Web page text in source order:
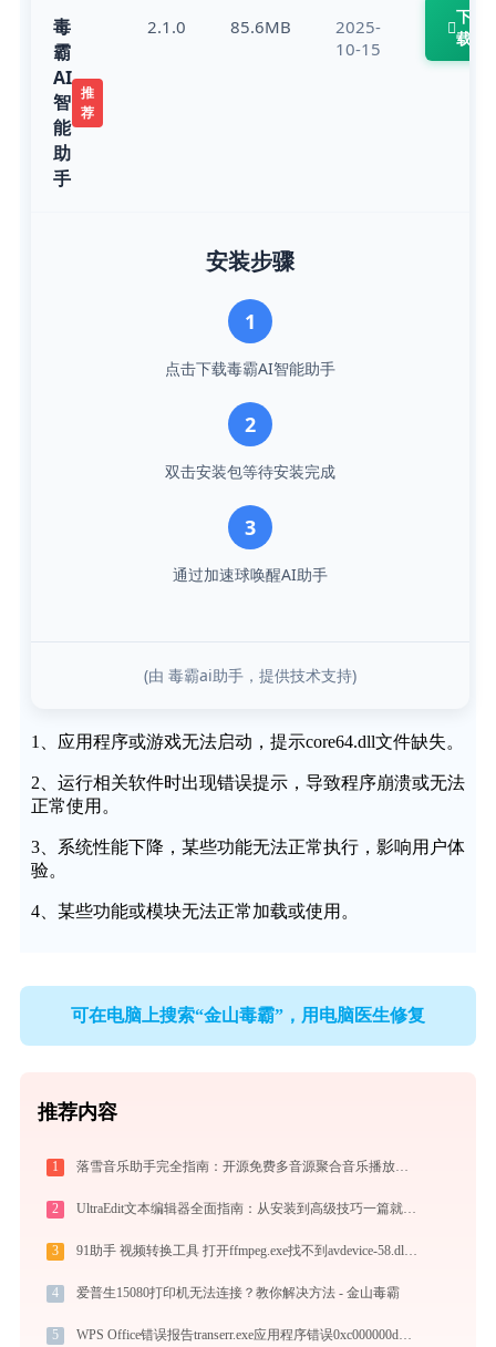
毒
霸
AI
智
能
助
手
推
荐
2.1.0 85.6MB
2025-
10-15
下
载
安装步骤
1
点击下载毒霸AI智能助手
2
双击安装包等待安装完成
3
通过加速球唤醒AI助手
(由 毒霸ai助手，提供技术支持)
1、应用程序或游戏无法启动，提示core64.dll文件缺失。
2、运行相关软件时出现错误提示，导致程序崩溃或无法
正常使用。
3、系统性能下降，某些功能无法正常执行，影响用户体
验。
4、某些功能或模块无法正常加载或使用。
可在电脑上搜索“金山毒霸”，用电脑医生修复
推荐内容
1 落雪音乐助手完全指南：开源免费多音源聚合音乐播放器的安装、配置与使用技巧（2026最新）
2 UltraEdit文本编辑器全面指南：从安装到高级技巧一篇就够（附快捷键大全）
3 91助手 视频转换工具 打开ffmpeg.exe找不到avdevice-58.dll怎么办
4 爱普生15080打印机无法连接？教你解决方法 - 金山毒霸
5 WPS Office错误报告transerr.exe应用程序错误0xc000000d解决方法